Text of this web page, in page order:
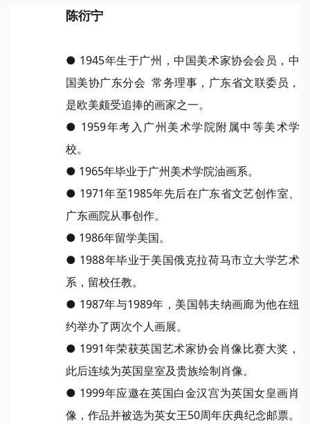
陈衍宁
● 1945年生于广州，中国美术家协会会员，中
国美协广东分会 常务理事，广东省文联委员，
是欧美颇受追捧的画家之一。
● 1959年考入广州美术学院附属中等美术学
校。
● 1965年毕业于广州美术学院油画系。
● 1971年至1985年先后在广东省文艺创作室、
广东画院从事创作。
● 1986年留学美国。
● 1988年毕业于美国俄克拉荷马市立大学艺术
系，留校任教。
● 1987年与1989年，美国韩夫纳画廊为他在纽
约举办了两次个人画展。
● 1991年荣获英国艺术家协会肖像比赛大奖，
此后连续为英国皇室及贵族绘制肖像。
● 1999年应邀在英国白金汉宫为英国女皇画肖
像，作品并被选为英女王50周年庆典纪念邮票。